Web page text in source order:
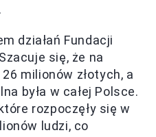
działań Fundacji
się, że na
milionów złotych, a
była w całej Polsce.
rozpoczęły się w
ludzi, co